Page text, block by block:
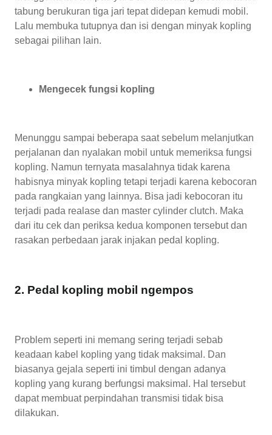
tabung berukuran tiga jari tepat didepan kemudi mobil.
Lalu membuka tutupnya dan isi dengan minyak kopling
sebagai pilihan lain.
Mengecek fungsi kopling
Menunggu sampai beberapa saat sebelum melanjutkan
perjalanan dan nyalakan mobil untuk memeriksa fungsi
kopling. Namun ternyata masalahnya tidak karena
habisnya minyak kopling tetapi terjadi karena kebocoran
pada rangkaian yang lainnya. Bisa jadi kebocoran itu
terjadi pada realase dan master cylinder clutch. Maka
dari itu cek dan periksa kedua komponen tersebut dan
rasakan perbedaan jarak injakan pedal kopling.
2. Pedal kopling mobil ngempos
Problem seperti ini memang sering terjadi sebab
keadaan kabel kopling yang tidak maksimal. Dan
biasanya gejala seperti ini timbul dengan adanya
kopling yang kurang berfungsi maksimal. Hal tersebut
dapat membuat perpindahan transmisi tidak bisa
dilakukan.